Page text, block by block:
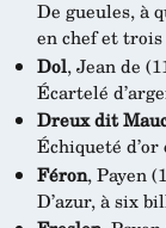
De gueules, à
en chef et
Dol, Jean de
Écartelé
Dreux dit
Échiqueté
Féron, Payen
D’azur, à six